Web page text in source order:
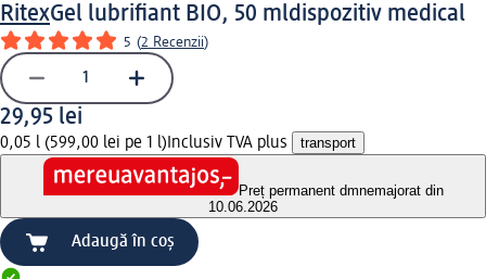
RitexGel lubrifiant BIO, 50 mldispozitiv medical
5 (2 Recenzii)
29,95 lei
0,05 l (599,00 lei pe 1 l) Inclusiv TVA plus transport
Preț permanent dmnemajorat din
10.06.2026
Adaugă în coș